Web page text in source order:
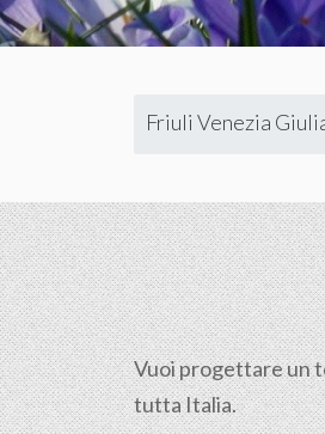
Friuli Venezia
Vuoi progettare un
tutta Italia.